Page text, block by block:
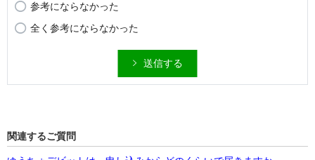
参考にならなかった
全く参考にならなかった
送信する
関連するご質問